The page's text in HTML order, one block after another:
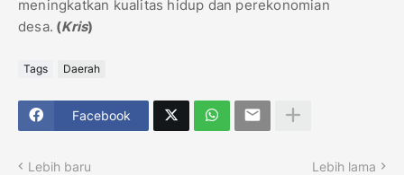
meningkatkan kualitas hidup dan perekonomian
desa. (Kris)
Tags Daerah
Facebook
Lebih baru Lebih lama